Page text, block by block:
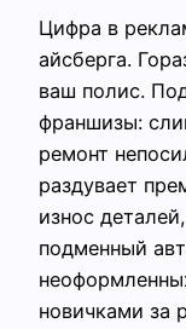
Цифра в
айсберга.
ваш полис.
франшизы:
ремонт
раздувает
износ
подменный
новичками за